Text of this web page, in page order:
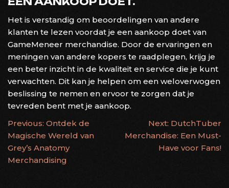
Het is verstandig om beoordelingen van andere
klanten te lezen voordat je een aankoop doet van
GameMeneer merchandise. Door de ervaringen en
meningen van andere kopers te raadplegen, krijg je
een beter inzicht in de kwaliteit en service die je kunt
verwachten. Dit kan je helpen om een weloverwogen
beslissing te nemen en ervoor te zorgen dat je
tevreden bent met je aankoop.
BERICHTNAVIGATIE
Previous: Ontdek de
Magische Wereld van
Grey’s Anatomy
Merchandising
Next: DutchTuber
Merchandise: Een Must-
Have voor Fans!